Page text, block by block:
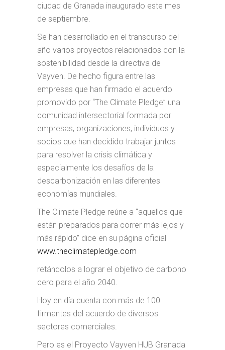
ciudad de Granada inaugurado este mes
de septiembre.
Se han desarrollado en el transcurso del
año varios proyectos relacionados con la
sostenibilidad desde la directiva de
Vayven. De hecho figura entre las
empresas que han firmado el acuerdo
promovido por “The Climate Pledge” una
comunidad intersectorial formada por
empresas, organizaciones, individuos y
socios que han decidido trabajar juntos
para resolver la crisis climática y
especialmente los desafíos de la
descarbonización en las diferentes
economías mundiales.
The Climate Pledge reúne a “aquellos que
están preparados para correr más lejos y
más rápido” dice en su página oficial
www.theclimatepledge.com
retándolos a lograr el objetivo de carbono
cero para el año 2040.
Hoy en día cuenta con más de 100
firmantes del acuerdo de diversos
sectores comerciales.
Pero es el Proyecto Vayven HUB Granada